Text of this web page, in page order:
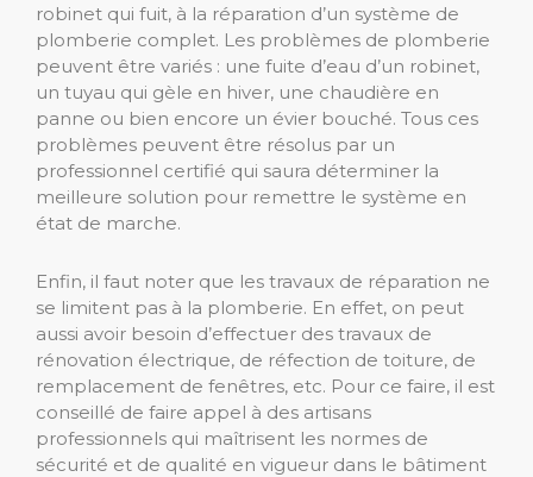
robinet qui fuit, à la réparation d’un système de
plomberie complet. Les problèmes de plomberie
peuvent être variés : une fuite d’eau d’un robinet,
un tuyau qui gèle en hiver, une chaudière en
panne ou bien encore un évier bouché. Tous ces
problèmes peuvent être résolus par un
professionnel certifié qui saura déterminer la
meilleure solution pour remettre le système en
état de marche.
Enfin, il faut noter que les travaux de réparation ne
se limitent pas à la plomberie. En effet, on peut
aussi avoir besoin d’effectuer des travaux de
rénovation électrique, de réfection de toiture, de
remplacement de fenêtres, etc. Pour ce faire, il est
conseillé de faire appel à des artisans
professionnels qui maîtrisent les normes de
sécurité et de qualité en vigueur dans le bâtiment